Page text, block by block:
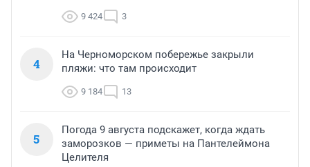
9 424 3
4
На Черноморском побережье закрыли
пляжи: что там происходит
9 184 13
5
Погода 9 августа подскажет, когда ждать
заморозков — приметы на Пантелеймона
Целителя